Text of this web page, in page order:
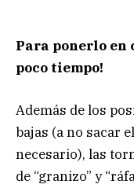
Para ponerlo en
poco tiempo!
Además de los
bajas (a no sacar
necesario), las
de “granizo” y